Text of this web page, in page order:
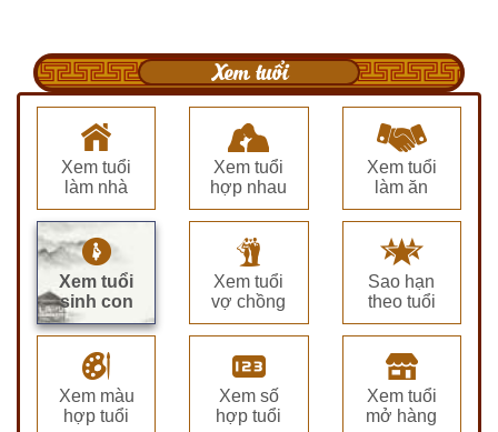
Xem tuổi
Xem tuổi
làm nhà
Xem tuổi
hợp nhau
Xem tuổi
làm ăn
Xem tuổi
sinh con
Xem tuổi
vợ chồng
Sao hạn
theo tuổi
Xem màu
hợp tuổi
Xem số
hợp tuổi
Xem tuổi
mở hàng